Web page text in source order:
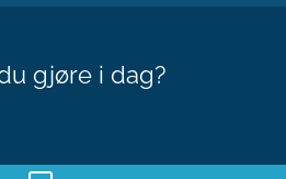
gjøre i dag?